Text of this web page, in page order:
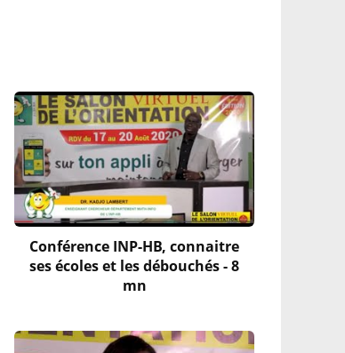
Conférence INP-HB, connaitre
ses écoles et les débouchés - 8
mn